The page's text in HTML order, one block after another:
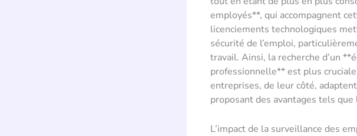
employés**, qui accompagnent
licenciements technologiques
sécurité de l’emploi,
travail. Ainsi, la recherche d’un
professionnelle** est plus
entreprises, de leur côté,
proposant des avantages tels
L’impact de la surveillance des